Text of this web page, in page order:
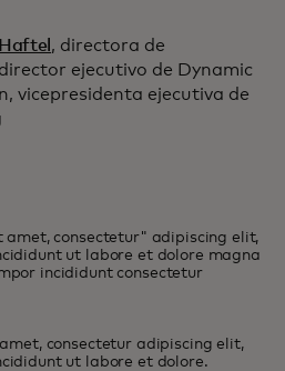
, directora de
ejecutivo de Dynamic
vicepresidenta ejecutiva de
amet, consectetur" adipiscing elit,
ut labore et dolore magna
incididunt consectetur
consectetur adipiscing elit,
ut labore et dolore.